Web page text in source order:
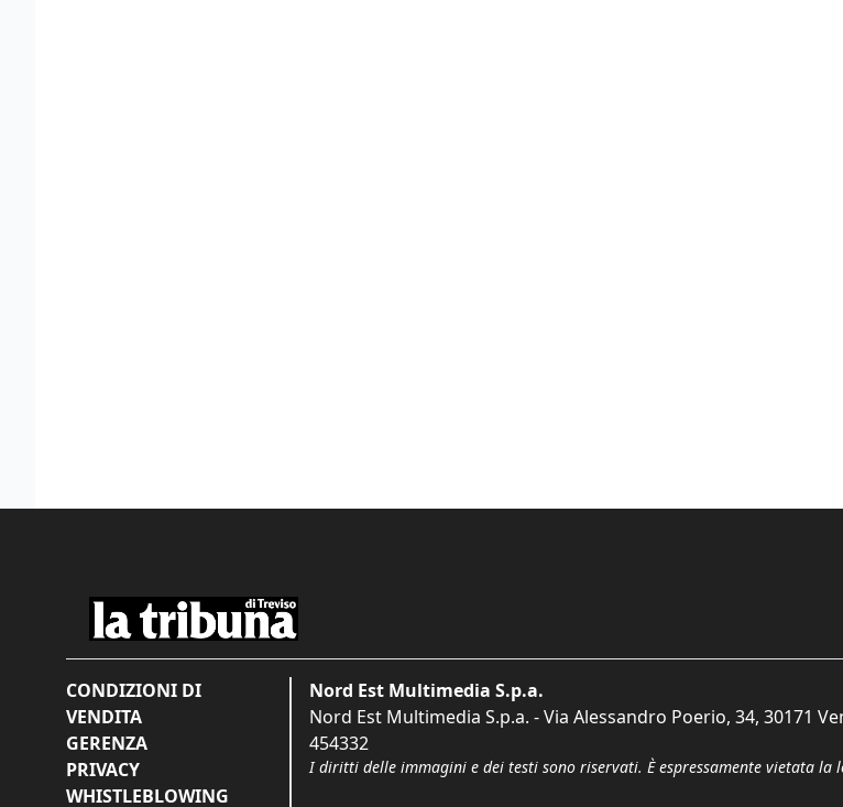
CONDIZIONI DI
VENDITA
GERENZA
PRIVACY
WHISTLEBLOWING
Nord Est Multimedia S.p.a.
Nord Est Multimedia S.p.a. - Via Alessandro Poerio, 34, 30171
454332
I diritti delle immagini e dei testi sono riservati. È espressamente vietata